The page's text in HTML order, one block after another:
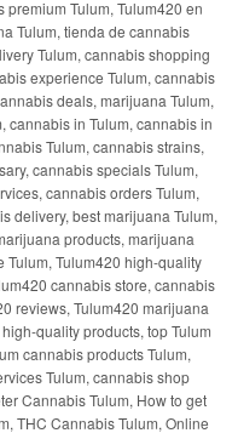
Tulum, Tulum420 en
Tulum, tienda de cannabis
Tulum, cannabis shopping
experience Tulum, cannabis
deals, marijuana Tulum,
cannabis in Tulum, cannabis in
Tulum, cannabis strains,
cannabis specials Tulum,
cannabis orders Tulum,
delivery, best marijuana Tulum,
products, marijuana
Tulum, Tulum420 high-quality
cannabis store, cannabis
reviews, Tulum420 marijuana
quality products, top Tulum
cannabis products Tulum,
Tulum, cannabis shop
Cannabis Tulum, How to get
THC Cannabis Tulum, Online